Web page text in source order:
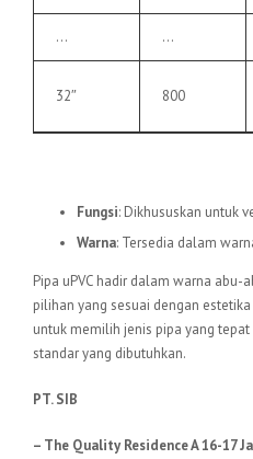
… …
32″ 800
Fungsi: Dikhususkan untuk
Warna: Tersedia dalam
Pipa uPVC hadir dalam warna abu-
pilihan yang sesuai dengan
untuk memilih jenis pipa yang
standar yang dibutuhkan.
PT. SIB
– The Quality Residence A 16-17